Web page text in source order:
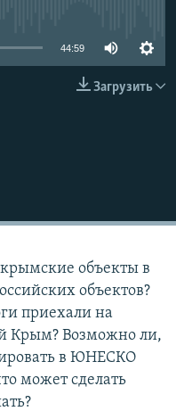
44:59
Загрузить
крымские объекты в
объектов?
приехали на
Крым? Возможно ли,
в ЮНЕСКО
может сделать